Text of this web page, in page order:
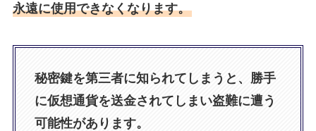
永遠に使用できなくなります。
秘密鍵を第三者に知られてしまうと、勝手
に仮想通貨を送金されてしまい盗難に遭う
可能性があります。